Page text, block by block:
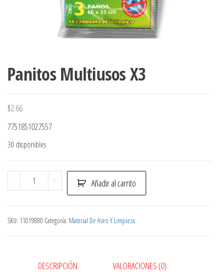
Panitos Multiusos X3
$2.66
7751851027557
30 disponibles
-
Panitos
Multiusos
cantidad
+ Añadir al carrito
SKU: 11019880 Categoría: Material De Aseo Y Limpieza
DESCRIPCIÓN VALORACIONES (0)